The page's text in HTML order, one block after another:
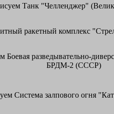
Танк "Челленджер"
ракетный комплекс
Боевая разведывательно-
БРДМ-2 (СССР)
Система залпового огня